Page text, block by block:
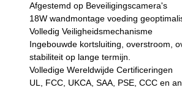
Afgestemd op Beveiligingscamera's
18W wandmontage voeding
Volledig Veiligheidsmechanisme
Ingebouwde kortsluiting, overstroom,
stabiliteit op lange termijn.
Volledige Wereldwijde Certificeringen
UL, FCC, UKCA, SAA, PSE, CCC en